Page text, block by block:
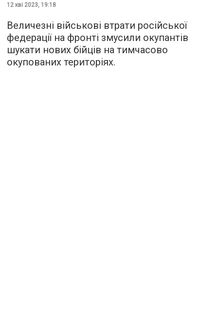
12 кві 2023, 19:18
Величезні військові втрати російської
федерації на фронті змусили окупантів
шукати нових бійців на тимчасово
окупованих територіях.